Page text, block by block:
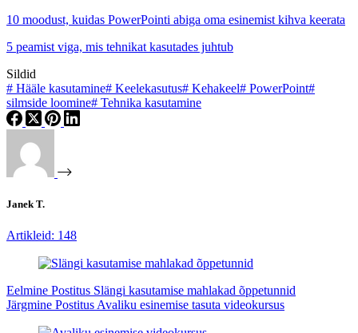
10 moodust, kuidas PowerPointi abiga oma esinemist kihva keerata
5 peamist viga, mis tehnikat kasutades juhtub
Sildid
# Hääle kasutamine# Keelekasutus# Kehakeel# PowerPoint#
silmside loomine# Tehnika kasutamine
Janek T.
Artikleid: 148
Eelmine Postitus Slängi kasutamise mahlakad õppetunnid
Järgmine Postitus Avaliku esinemise tasuta videokursus